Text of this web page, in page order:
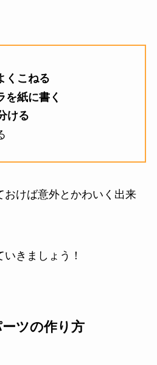
くこねる
を紙に書く
ける
おけば意外とかわいく出来
きましょう！
ツの作り方